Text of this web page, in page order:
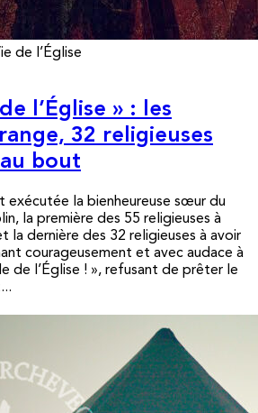
de l’Église
l’Église » : les
32 religieuses
bout
exécutée la bienheureuse sœur du
la première des 55 religieuses à
la dernière des 32 religieuses à avoir
courageusement et avec audace à
de l’Église ! », refusant de prêter le